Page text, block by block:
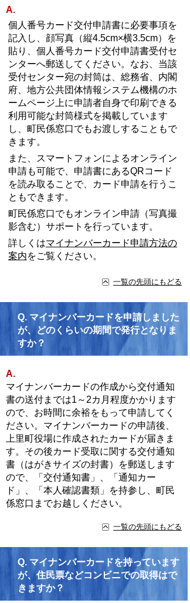
A.
個人番号カード交付申請書に必要事項を
記入し、顔写真（縦4.5cm×横3.5cm）を
貼り、個人番号カード交付申請書受付セ
ンターへ郵送してください。なお、当該
受付センター宛の封筒は、総務省、内閣
府、地方公共団体情報システム機構のホ
ームページ上に申請者自身で印刷できる
利用可能な封筒様式を掲載しています
し、町民係窓口でもお渡しすることもで
きます。
また、スマートフォンによるオンライン
申請も可能で、申請書にあるQRコード
を読み取ることで、カード申請を行うこ
ともできます。
町民係窓口でもオンライン申請（写真撮
影含む）サポートを行っています。
詳しくはマイナンバーカード申請方法の
案内をご覧ください。
一覧の先頭にもどる
Q. マイナンバーカードを申請しました
が、どのくらいの期間で発行となりま
すか？
A.
マイナンバーカードの作成から交付通知
書の送付までは1～2カ月程度かかります
ので、お時間に余裕をもって申請してく
ださい。マイナンバーカードの申請後、
上里町役場に作成されたカードが届きま
す。その後カード受取に関する交付通知
書（はがきサイズの封書）を郵送します
ので、「交付通知書」、「通知カー
ド」、「本人確認書類」を持参し、町民
係窓口までお越しください。
一覧の先頭にもどる
Q. マイナンバーカードを持っています
が、住民票などコンビニでの取得はで
きますか？